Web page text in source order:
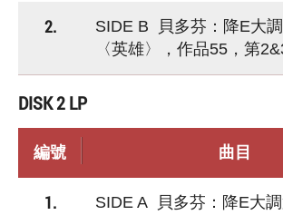
2.
SIDE B 貝多芬：降E大
〈英雄〉，作品55，第
DISK 2 LP
編號 曲目
1.
SIDE A 貝多芬：降E大